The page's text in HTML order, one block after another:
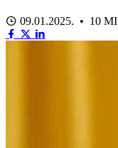
09.01.2025. • 10